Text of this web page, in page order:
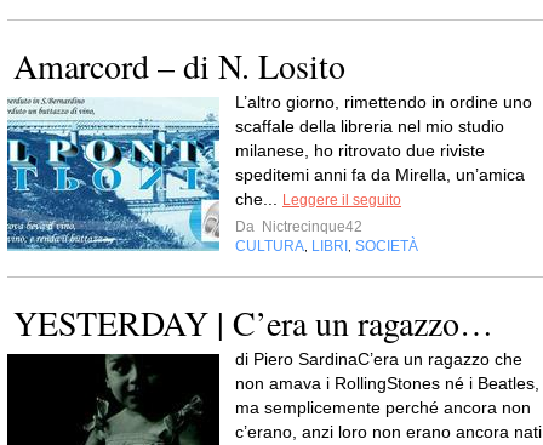
Amarcord – di N. Losito
L’altro giorno, rimettendo in ordine uno
scaffale della libreria nel mio studio
milanese, ho ritrovato due riviste
speditemi anni fa da Mirella, un’amica
che...
Leggere il seguito
Da Nictrecinque42
CULTURA LIBRI SOCIETÀ
YESTERDAY | C’era un ragazzo…
di Piero SardinaC’era un ragazzo che
non amava i RollingStones né i Beatles,
ma semplicemente perché ancora non
c’erano, anzi loro non erano ancora